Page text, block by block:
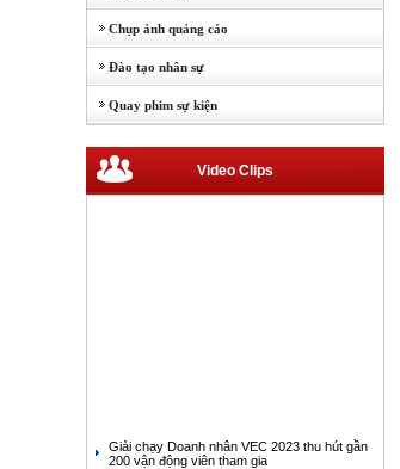
Chụp ảnh quảng cáo
Đào tạo nhân sự
Quay phim sự kiện
Video Clips
Giải chạy Doanh nhân VEC 2023 thu hút gần
200 vận động viên tham gia